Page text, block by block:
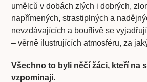
umělců v dobách zlých i dobrých,
napřímených, strastiplných a
nevzdávajících a bouřlivě se
– věrně ilustrujících atmosféru, za
Všechno to byli něčí žáci, kteří na
vzpomínají.